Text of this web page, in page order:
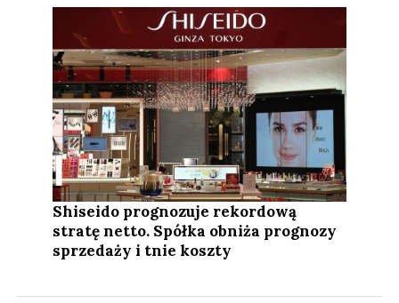
Shiseido prognozuje rekordową
stratę netto. Spółka obniża prognozy
sprzedaży i tnie koszty